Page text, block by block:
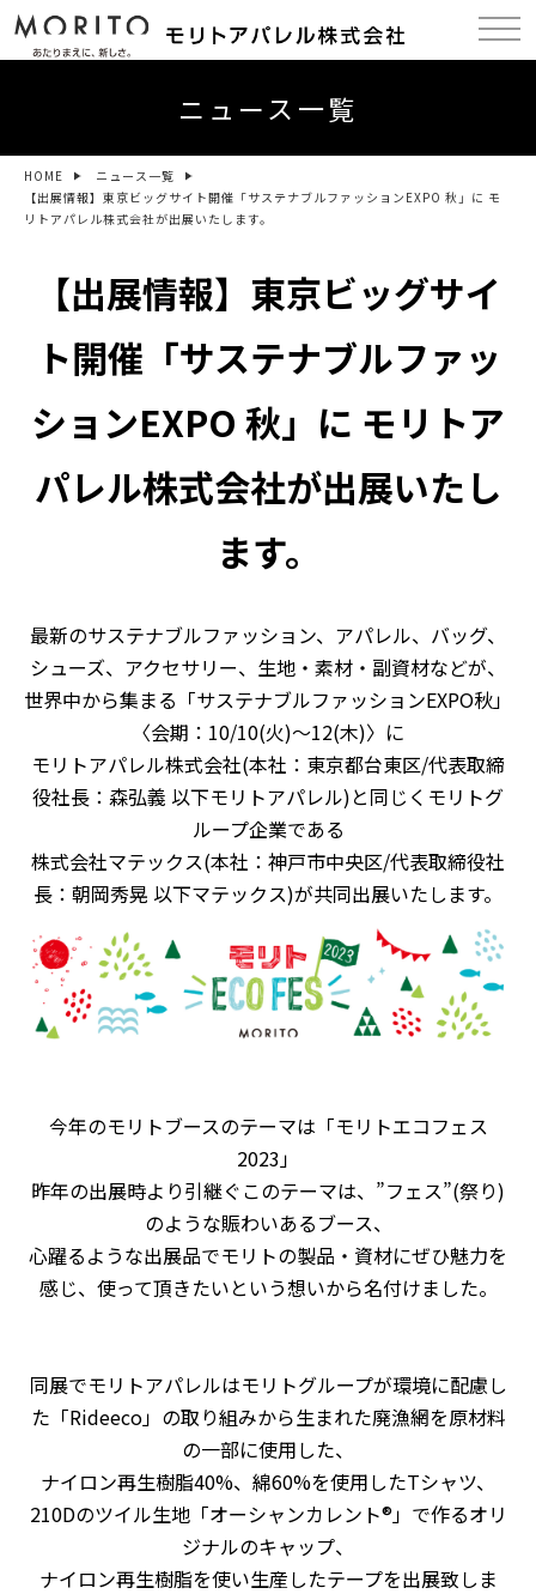
ニュース一覧
HOME
ニュース一覧
【出展情報】東京ビッグサイト開催「サステナブルファッションEXPO 秋」に モ
リトアパレル株式会社が出展いたします。
【出展情報】東京ビッグサイ
ト開催「サステナブルファッ
ションEXPO 秋」に モリトア
パレル株式会社が出展いたし
ます。
最新のサステナブルファッション、アパレル、バッグ、
シューズ、アクセサリー、生地・素材・副資材などが、
世界中から集まる「サステナブルファッションEXPO秋」
〈会期：10/10(火)～12(木)〉に
モリトアパレル株式会社(本社：東京都台東区/代表取締
役社長：森弘義 以下モリトアパレル)と同じくモリトグ
ループ企業である
株式会社マテックス(本社：神戸市中央区/代表取締役社
長：朝岡秀晃 以下マテックス)が共同出展いたします。
今年のモリトブースのテーマは「モリトエコフェス
2023」
昨年の出展時より引継ぐこのテーマは、”フェス”(祭り)
のような賑わいあるブース、
心躍るような出展品でモリトの製品・資材にぜひ魅力を
感じ、使って頂きたいという想いから名付けました。
同展でモリトアパレルはモリトグループが環境に配慮し
た「Rideeco」の取り組みから生まれた廃漁網を原材料
の一部に使用した、
ナイロン再生樹脂40%、綿60%を使用したTシャツ、
210Dのツイル生地「オーシャンカレント®」で作るオリ
ジナルのキャップ、
ナイロン再生樹脂を使い生産したテープを出展致しま